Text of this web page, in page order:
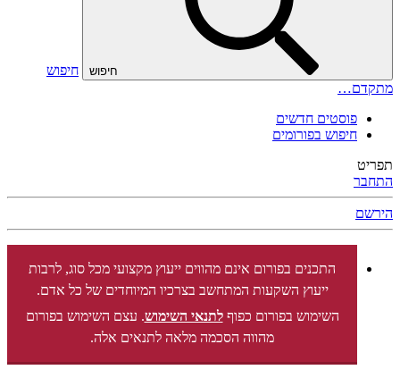
חיפוש
חיפוש
מתקדם…
פוסטים חדשים
חיפוש בפורומים
תפריט
התחבר
הירשם
התכנים בפורום אינם מהווים ייעוץ מקצועי מכל סוג, לרבות
ייעוץ השקעות המתחשב בצרכיו המיוחדים של כל אדם.
השימוש בפורום כפוףלתנאי השימוש. עצם השימוש בפורום
מהווה הסכמה מלאה לתנאים אלה.